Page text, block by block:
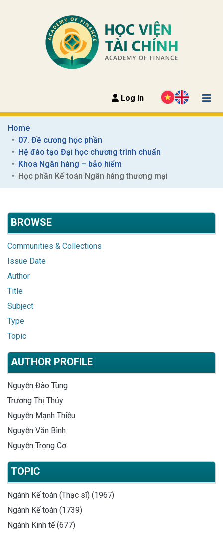
Log In
Home
07. Đề cương học phần
Hệ đào tạo Đại học chương trình chuẩn
Khoa Ngân hàng – bảo hiểm
Học phần Kế toán Ngân hàng thương mại
BROWSE
Communities & Collections
Issue Date
Author
Title
Subject
Type
Topic
AUTHOR PROFILE
Nguyễn Đào Tùng
Trương Thị Thủy
Nguyễn Mạnh Thiều
Nguyễn Văn Bình
Nguyễn Trọng Cơ
TOPIC
Ngành Kế toán (Thạc sĩ) (1967)
Ngành Kế toán (1739)
Ngành Kinh tế (677)